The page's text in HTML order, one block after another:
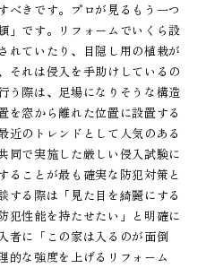
べきです。プロが見るもう一つ
」です。リフォームでいくら設
れていたり、目隠し用の植栽が
それは侵入を手助けしているの
う際は、足場になりそうな構造
を窓から離れた位置に設置する
近のトレンドとして人気のある
同で実施した厳しい侵入試験に
ることが最も確実な防犯対策と
する際は「見た目を綺麗にする
犯性能を持たせたい」と明確に
者に「この家は入るのが面倒
的な強度を上げるリフォーム